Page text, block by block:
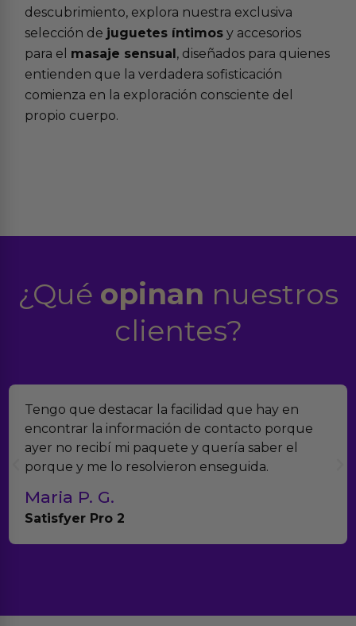
descubrimiento, explora nuestra exclusiva
selección de juguetes íntimos y accesorios
para el masaje sensual, diseñados para quienes
entienden que la verdadera sofisticación
comienza en la exploración consciente del
propio cuerpo.
¿Qué opinan nuestros
clientes?
Encontramos Erotiks a través de Google y la
verdad es que nos han sorprendido. Tienen
muchísimos productos y han sido super atentos
con el seguimiento del pedido.
Teresa y Diego
Anna Huevo Vibrador